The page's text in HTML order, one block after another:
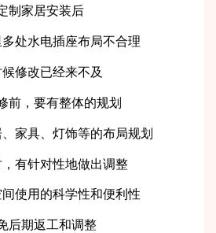
制家居安装后
处水电插座布局不合理
修改已经来不及
前，要有整体的规划
家具、灯饰等的布局规划
有针对性地做出调整
使用的科学性和便利性
后期返工和调整